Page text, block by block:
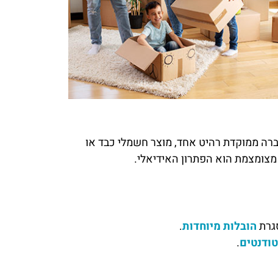
ממוקדת רהיט אחד, מוצר חשמלי כבד או
הוא הפתרון האידיאלי.
הובלות מיוחדות.
.